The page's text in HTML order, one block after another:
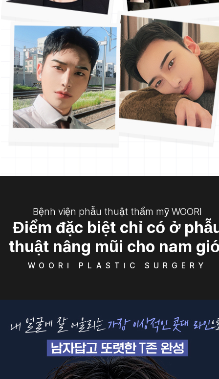
Bệnh viện phẫu thuật thẩm mỹ WOORI
Điểm đặc biệt chỉ có ở
thuật nâng mũi cho nam
WOORI PLASTIC SURGERY